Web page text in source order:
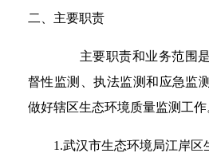
二、主要职责
主要职责和业务范围是
督性监测、执法监测和应急监
做好辖区生态环境质量监测工
1.武汉市生态环境局江岸区